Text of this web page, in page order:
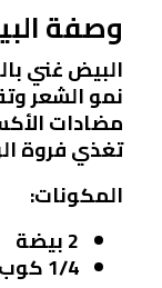
وصفة
البيض غني
نمو الشعر
مضادات
تغذي فروة
المكونات:
2 بيضة
1/4 كوب من زيت الزيتون